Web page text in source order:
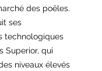
des poêles.
ses
technologiques
Superior, qui
niveaux élevés